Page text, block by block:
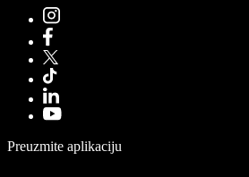
Preuzmite aplikaciju